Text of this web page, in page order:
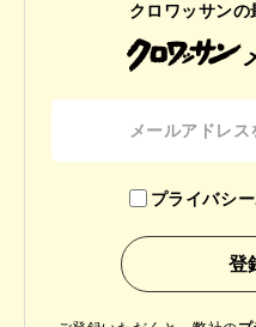
クロワッサン
プライバシ